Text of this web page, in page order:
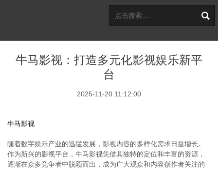
牛马影视：打造多元化影视娱乐新平
台
2025-11-20 11:12:00
牛马影视
随着数字娱乐产业的迅猛发展，影视内容的多样化需求日益增长。
作为新兴的影视平台，牛马影视凭借其独特的定位和丰富的资源，
逐渐在众多竞争者中脱颖而出，成为广大观众和内容创作者关注的